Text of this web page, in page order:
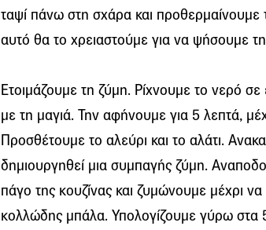
ταψί πάνω στη σχάρα και
αυτό θα το χρειαστούμε για να ψήσουμε
Ετοιμάζουμε τη ζύμη. Ρίχνουμε το νερό
με τη μαγιά. Την αφήνουμε για 5 λεπτά,
Προσθέτουμε το αλεύρι και το αλάτι.
δημιουργηθεί μια συμπαγής ζύμη.
πάγο της κουζίνας και ζυμώνουμε μέχρι
κολλώδης μπάλα. Υπολογίζουμε γύρω στα